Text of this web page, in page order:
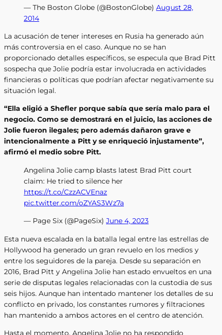
— The Boston Globe (@BostonGlobe) August 28,
2014
La acusación de tener intereses en Rusia ha generado aún
más controversia en el caso. Aunque no se han
proporcionado detalles específicos, se especula que Brad Pitt
sospecha que Jolie podría estar involucrada en actividades
financieras o políticas que podrían afectar negativamente su
situación legal.
“Ella eligió a Shefler porque sabía que sería malo para el
negocio. Como se demostrará en el juicio, las acciones de
Jolie fueron ilegales; pero además dañaron grave e
intencionalmente a Pitt y se enriqueció injustamente”,
afirmó el medio sobre Pitt.
Angelina Jolie camp blasts latest Brad Pitt court
claim: He tried to silence her
https://t.co/CzzACVEnaz
pic.twitter.com/oZYAS3Wz7a
— Page Six (@PageSix) June 4, 2023
Esta nueva escalada en la batalla legal entre las estrellas de
Hollywood ha generado un gran revuelo en los medios y
entre los seguidores de la pareja. Desde su separación en
2016, Brad Pitt y Angelina Jolie han estado envueltos en una
serie de disputas legales relacionadas con la custodia de sus
seis hijos. Aunque han intentado mantener los detalles de su
conflicto en privado, los constantes rumores y filtraciones
han mantenido a ambos actores en el centro de atención.
Hasta el momento, Angelina Jolie no ha respondido